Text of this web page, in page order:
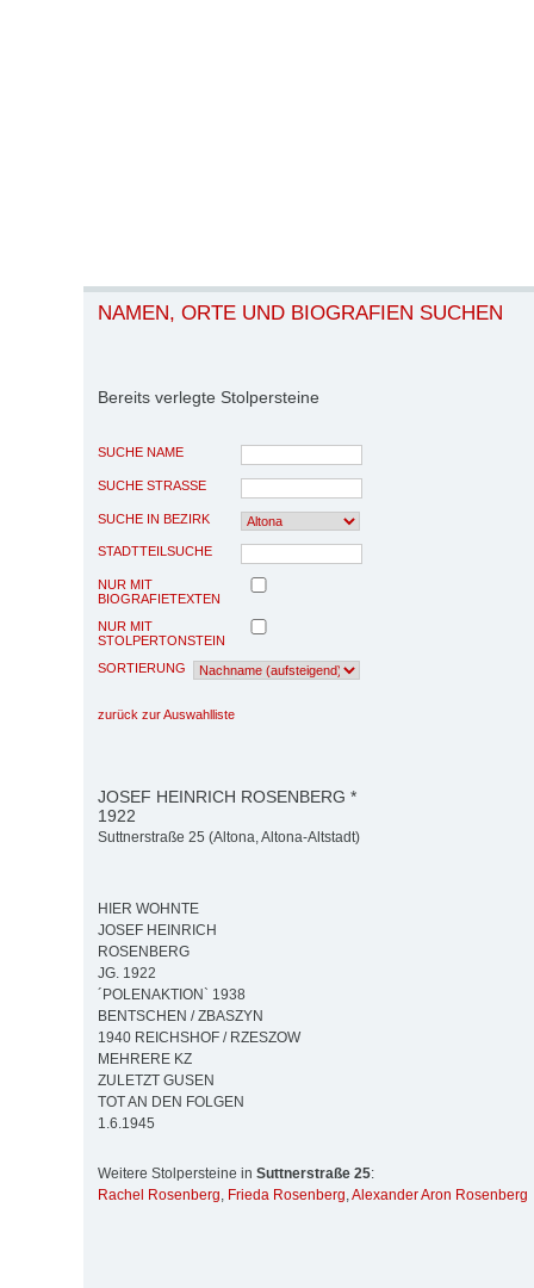
NAMEN, ORTE UND BIOGRAFIEN SUCHEN
Bereits verlegte Stolpersteine
SUCHE NAME
SUCHE STRASSE
SUCHE IN BEZIRK
STADTTEILSUCHE
NUR MIT
BIOGRAFIETEXTEN
NUR MIT
STOLPERTONSTEIN
SORTIERUNG
zurück zur Auswahlliste
JOSEF HEINRICH ROSENBERG *
1922
Suttnerstraße 25 (Altona, Altona-Altstadt)
HIER WOHNTE
JOSEF HEINRICH
ROSENBERG
JG. 1922
´POLENAKTION` 1938
BENTSCHEN / ZBASZYN
1940 REICHSHOF / RZESZOW
MEHRERE KZ
ZULETZT GUSEN
TOT AN DEN FOLGEN
1.6.1945
Weitere Stolpersteine in Suttnerstraße 25:
Rachel Rosenberg, Frieda Rosenberg,Alexander Aron Rosenberg